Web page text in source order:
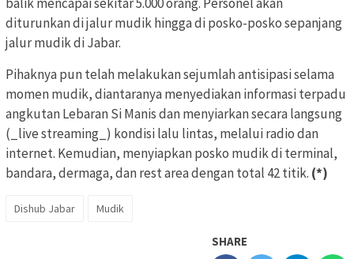
diturunkan di jalur mudik hingga di posko-posko sepanjang
jalur mudik di Jabar.
Pihaknya pun telah melakukan sejumlah antisipasi selama
momen mudik, diantaranya menyediakan informasi terpadu
angkutan Lebaran Si Manis dan menyiarkan secara langsung
(_live streaming_) kondisi lalu lintas, melalui radio dan
internet. Kemudian, menyiapkan posko mudik di terminal,
bandara, dermaga, dan rest area dengan total 42 titik. (*)
Dishub Jabar Mudik
SHARE